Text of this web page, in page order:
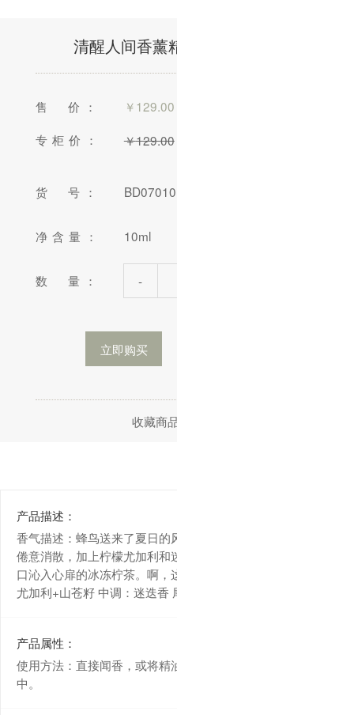
清醒人间香薰精油/10ml(售馨)
售 价： ￥129.00
专柜价：
￥129.00
货 号： BD070101-09
净含量： 10ml
数 量： -
立即购买
收藏商品
产品描述：
香气描述：蜂鸟送来了夏日的风，薄荷味的雨，让那刚冒头的
倦意消散，加上柠檬尤加利和迷迭香深入灵魂的唤醒，犹如一
口沁入心扉的冰冻柠茶。啊，这是人间呐。 头香：薄荷+柠檬
尤加利+山苍籽 中调：迷迭香 尾调：茶树
产品属性：
使用方法：直接闻香，或将精油3-5滴加入香薰机、扩香木
中。